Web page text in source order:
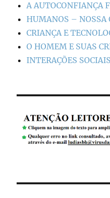
A AUTOCONFIANÇA
HUMANOS – NOSSA
CRIANÇA E
O HOMEM E SUAS
INTERAÇÕES SOCIAIS